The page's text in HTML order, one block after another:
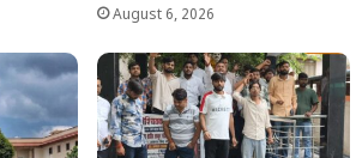
August 6, 2026